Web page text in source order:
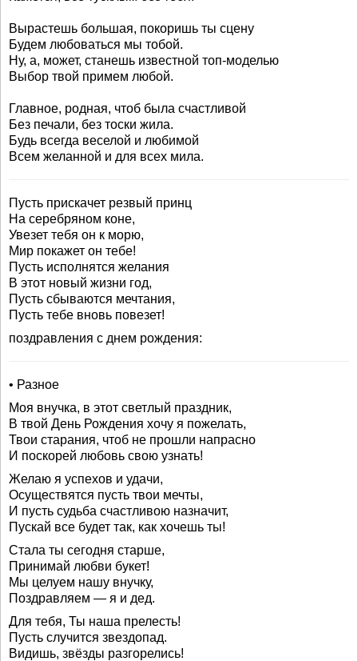
Вырастешь большая, покоришь ты сцену
Будем любоваться мы тобой.
Ну, а, может, станешь известной топ-моделью
Выбор твой примем любой.
Главное, родная, чтоб была счастливой
Без печали, без тоски жила.
Будь всегда веселой и любимой
Всем желанной и для всех мила.
Пусть прискачет резвый принц
На серебряном коне,
Увезет тебя он к морю,
Мир покажет он тебе!
Пусть исполнятся желания
В этот новый жизни год,
Пусть сбываются мечтания,
Пусть тебе вновь повезет!
поздравления с днем рождения:
• Разное
Моя внучка, в этот светлый праздник,
В твой День Рождения хочу я пожелать,
Твои старания, чтоб не прошли напрасно
И поскорей любовь свою узнать!
Желаю я успехов и удачи,
Осуществятся пусть твои мечты,
И пусть судьба счастливою назначит,
Пускай все будет так, как хочешь ты!
Стала ты сегодня старше,
Принимай любви букет!
Мы целуем нашу внучку,
Поздравляем — я и дед.
Для тебя, Ты наша прелесть!
Пусть случится звездопад.
Видишь, звёзды разгорелись!